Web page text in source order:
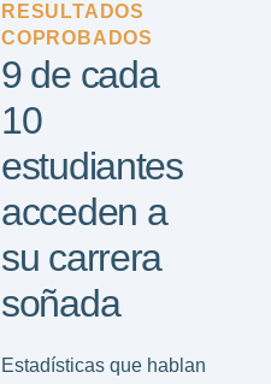
RESULTADOS
COPROBADOS
9 de cada
10
estudiantes
acceden a
su carrera
soñada
Estadísticas que hablan